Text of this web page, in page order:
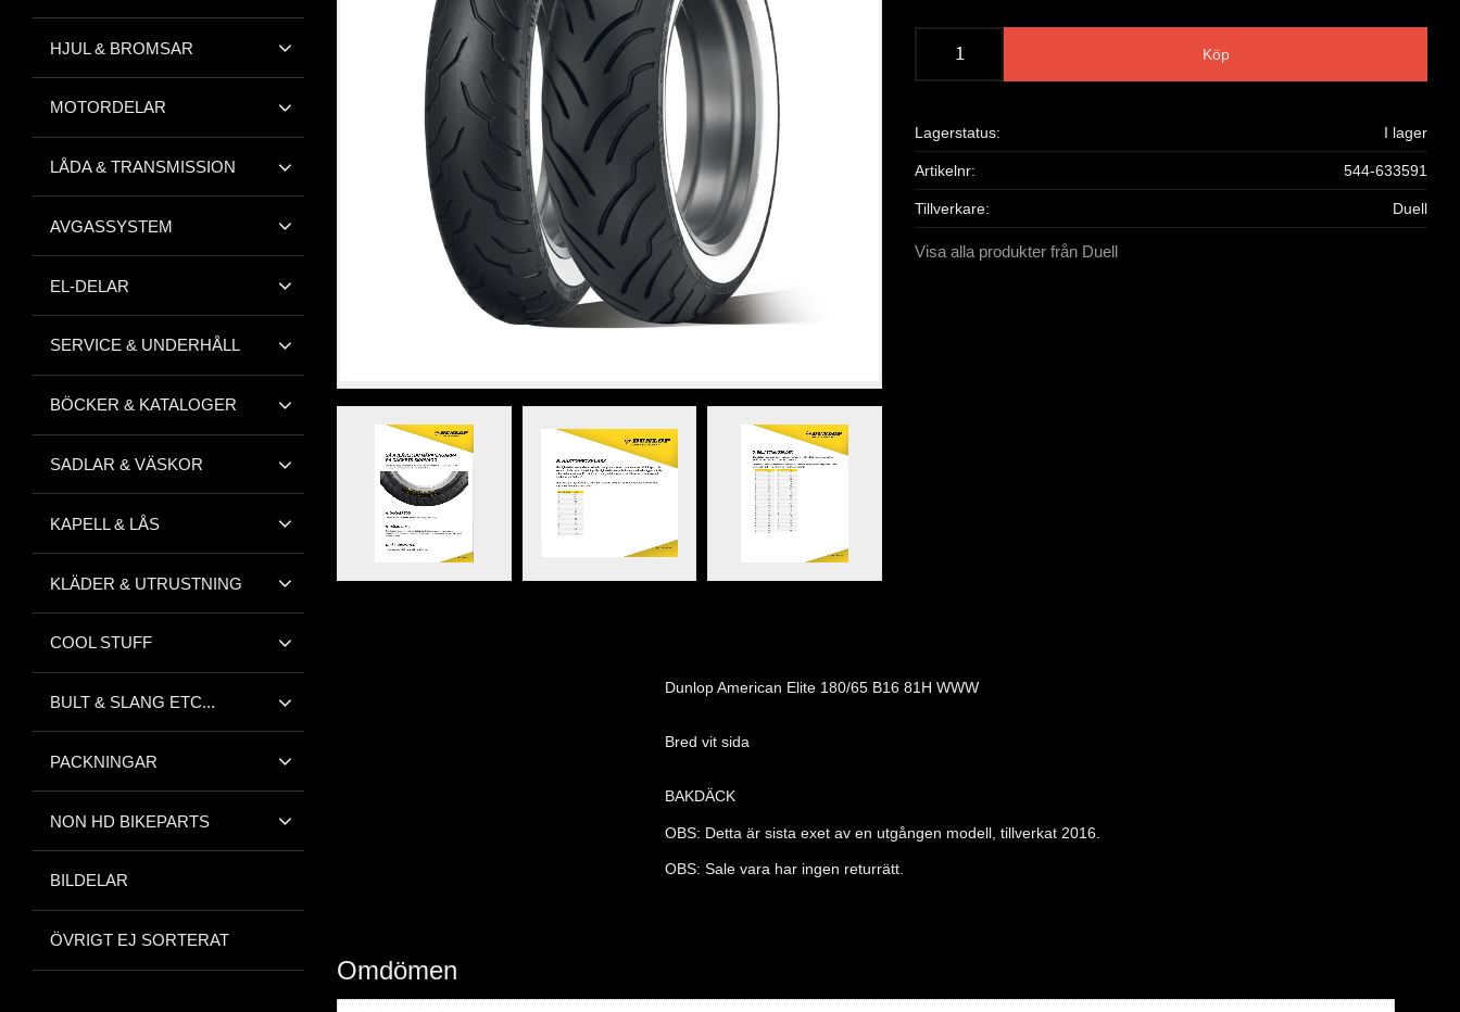
Köp
Lagerstatus I lager
Artikelnr 544-633591
Tillverkare Duell
Visa alla produkter från Duell
Dunlop American Elite 180/65 B16 81H WWW
Bred vit sida
BAKDÄCK
OBS: Detta är sista exet av en utgången modell, tillverkat 2016.
OBS: Sale vara har ingen returrätt.
Omdömen
HJUL & BROMSAR
MOTORDELAR
LÅDA & TRANSMISSION
AVGASSYSTEM
EL-DELAR
SERVICE & UNDERHÅLL
BÖCKER & KATALOGER
SADLAR & VÄSKOR
KAPELL & LÅS
KLÄDER & UTRUSTNING
COOL STUFF
BULT & SLANG ETC...
PACKNINGAR
NON HD BIKEPARTS
BILDELAR
ÖVRIGT EJ SORTERAT